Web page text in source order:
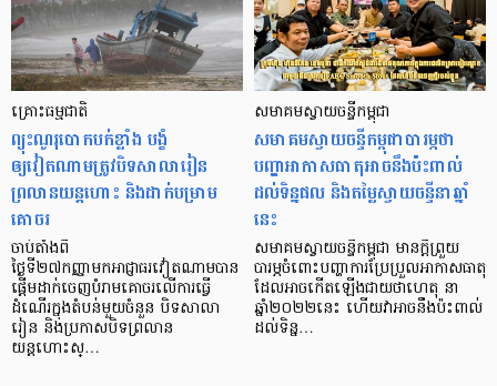
គ្រោះធម្មជាតិ
ព្យុះណូរុបោកបក់ខ្លាំង បង្ខំ
ឲ្យវៀតណាមត្រូវបិទសាលារៀន
ព្រលានយន្តហោះ និងដាក់បម្រាម
គោចរ
ចាប់តាំងពី
ថ្ងៃទី២៧កញ្ញាមកអាជ្ញាធរវៀតណាមបាន
ផ្តើមដាក់ចេញបំរាមគោចរលើការធ្វើ
ដំណើរក្នុងតំបន់មួយចំនួន បិទសាលា
រៀន និងប្រកាសបិទព្រលាន
យន្តហោះស្…
សមាគមស្វាយចន្ទីកម្ពុជា
សមាគមស្វាយចន្ទីកម្ពុជាបារម្ភថា
បញ្ហាអាកាសធាតុអាចនឹងប៉ះពាល់
ដល់ទិន្នផល និងតម្លៃស្វាយចន្ទីនាឆ្នាំ
នេះ
សមាគមស្វាយចន្ទីកម្ពុជា មានក្ដីព្រួយ
បារម្ភចំពោះបញ្ហាការប្រែប្រួលអាកាសធាតុ
ដែលអាចកើតឡើងជាយថាហេតុ នា
ឆ្នាំ២០២២នេះ ហើយវាអាចនឹងប៉ះពាល់
ដល់ទិន្ន…